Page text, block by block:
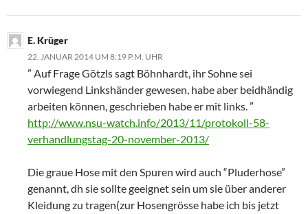
E. Krüger
22. JANUAR 2014 UM 8:19 P.M. UHR
” Auf Frage Götzls sagt Böhnhardt, ihr Sohne sei
vorwiegend Linkshänder gewesen, habe aber beidhändig
arbeiten können, geschrieben habe er mit links. ”
http://www.nsu-watch.info/2013/11/protokoll-58-
verhandlungstag-20-november-2013/
Die graue Hose mit den Spuren wird auch “Pluderhose”
genannt, dh sie sollte geeignet sein um sie über anderer
Kleidung zu tragen(zur Hosengrösse habe ich bis jetzt